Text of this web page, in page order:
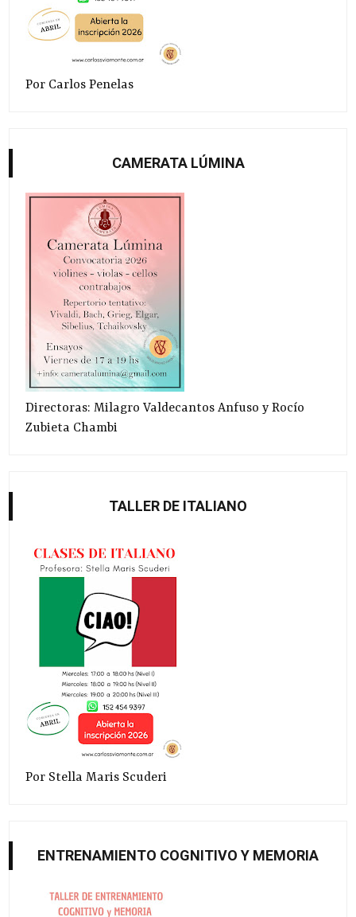
Por Carlos Penelas
CAMERATA LÚMINA
Directoras: Milagro Valdecantos Anfuso y Rocío
Zubieta Chambi
TALLER DE ITALIANO
Por Stella Maris Scuderi
ENTRENAMIENTO COGNITIVO Y MEMORIA